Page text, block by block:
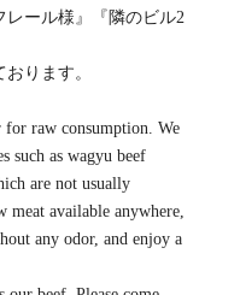
レール様』『隣のビル2
ります。
for raw consumption. We
such as wagyu beef
are not usually
meat available anywhere,
any odor, and enjoy a